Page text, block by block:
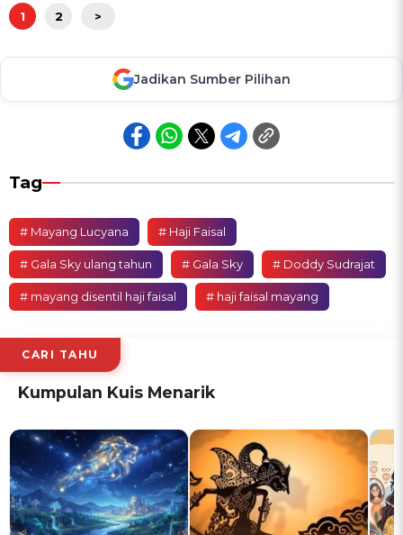
1 2 >
Jadikan Sumber Pilihan
Tag
# Mayang Lucyana # Haji Faisal
# Gala Sky ulang tahun # Gala Sky # Doddy Sudrajat
# mayang disentil haji faisal # haji faisal mayang
CARI TAHU
Kumpulan Kuis Menarik